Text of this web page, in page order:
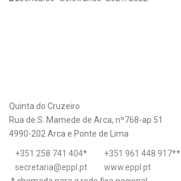
Quinta do Cruzeiro
Rua de S. Mamede de Arca, nº768-ap 51
4990-202 Arca e Ponte de Lima
+351 258 741 404* +351 961 448 917**
secretaria@eppl.pt
www.eppl.pt